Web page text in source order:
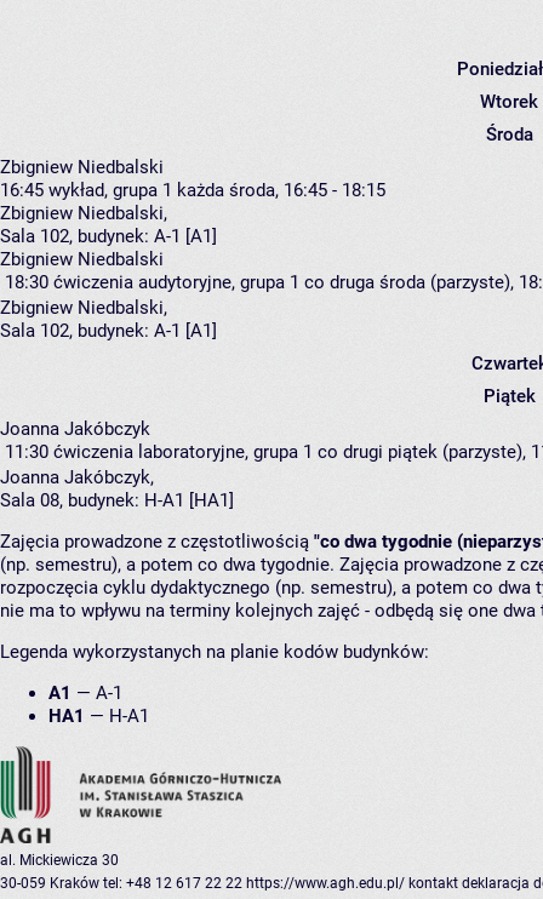
Wtorek
Środa
Zbigniew Niedbalski
16:45 wykład, grupa 1 każda środa, 16:45 - 18:15
Zbigniew Niedbalski,
Sala 102, budynek: A-1 [A1]
Zbigniew Niedbalski
18:30 ćwiczenia audytoryjne, grupa 1 co druga środa (parzyste),
Zbigniew Niedbalski,
Sala 102, budynek: A-1 [A1]
Piątek
Joanna Jakóbczyk
11:30 ćwiczenia laboratoryjne, grupa 1 co drugi piątek (parzyste),
Joanna Jakóbczyk,
Sala 08, budynek: H-A1 [HA1]
Zajęcia prowadzone z częstotliwością "co dwa tygodnie
(np. semestru), a potem co dwa tygodnie. Zajęcia prowadzone z
rozpoczęcia cyklu dydaktycznego (np. semestru), a potem co
nie ma to wpływu na terminy kolejnych zajęć - odbędą się one
Legenda wykorzystanych na planie kodów budynków:
A1 — A-1
HA1 — H-A1
al. Mickiewicza 30
30-059 Kraków tel: +48 12 617 22 22 https://www.agh.edu.pl/ kontakt deklaracja